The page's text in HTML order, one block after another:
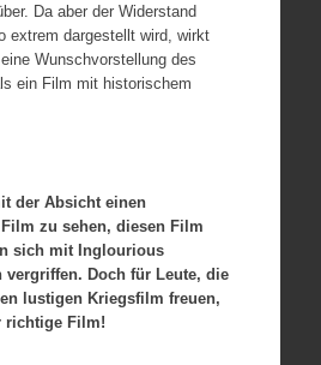
Da aber der Widerstand
extrem dargestellt wird, wirkt
Wunschvorstellung des
ein Film mit historischem
der Absicht einen
zu sehen, diesen Film
sich mit Inglourious
vergriffen. Doch für Leute, die
lustigen Kriegsfilm freuen,
richtige Film!